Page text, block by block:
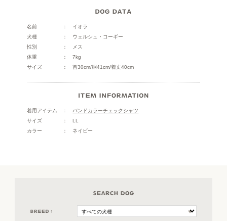
名前
イオラ
犬種
ウェルシュ・コーギー
性別
メス
体重
7kg
サイズ
首30cm/胴41cm/着丈40cm
着用アイテム
バンドカラーチェックシャツ
サイズ
LL
カラー
ネイビー